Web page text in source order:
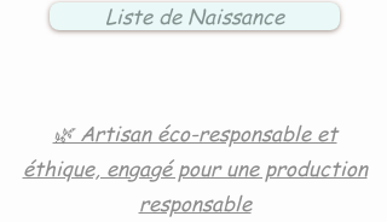
Liste de Naissance
🌿 Artisan éco-responsable et
éthique, engagé pour une production
responsable